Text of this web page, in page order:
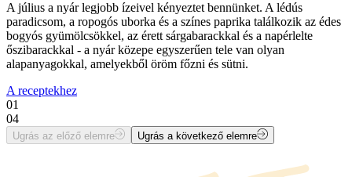
A július a nyár legjobb ízeivel kényeztet bennünket. A lédús
paradicsom, a ropogós uborka és a színes paprika találkozik az édes
bogyós gyümölcsökkel, az érett sárgabarackkal és a napérlelte
őszibarackkal - a nyár közepe egyszerűen tele van olyan
alapanyagokkal, amelyekből öröm főzni és sütni.
A receptekhez
01
04
Ugrás az előző elemre Ugrás a következő elemre